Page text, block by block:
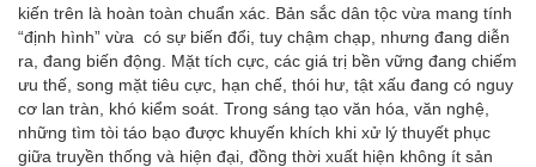
kiến trên là hoàn toàn chuẩn xác. Bản sắc dân tộc vừa mang tính
“định hình” vừa có sự biến đổi, tuy chậm chạp, nhưng đang diễn
ra, đang biến động. Mặt tích cực, các giá trị bền vững đang chiếm
ưu thế, song mặt tiêu cực, hạn chế, thói hư, tật xấu đang có nguy
cơ lan tràn, khó kiểm soát. Trong sáng tạo văn hóa, văn nghệ,
những tìm tòi táo bạo được khuyến khích khi xử lý thuyết phục
giữa truyền thống và hiện đại, đồng thời xuất hiện không ít sản